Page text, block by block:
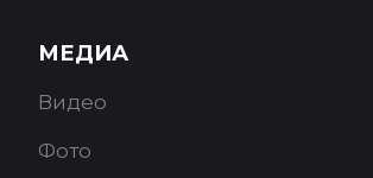
МЕДИА
Видео
Фото